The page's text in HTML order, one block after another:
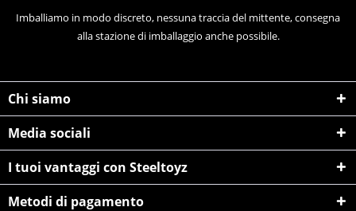
Imballiamo in modo discreto, nessuna traccia del mittente, consegna
alla stazione di imballaggio anche possibile.
Chi siamo
Media sociali
I tuoi vantaggi con Steeltoyz
Metodi di pagamento